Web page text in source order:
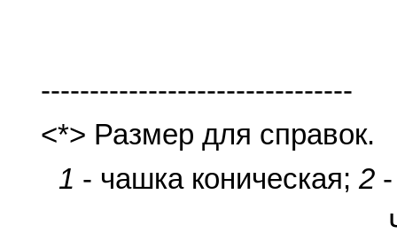
--------------------------------
<*> Размер для справок.
1 - чашка коническая; 2-